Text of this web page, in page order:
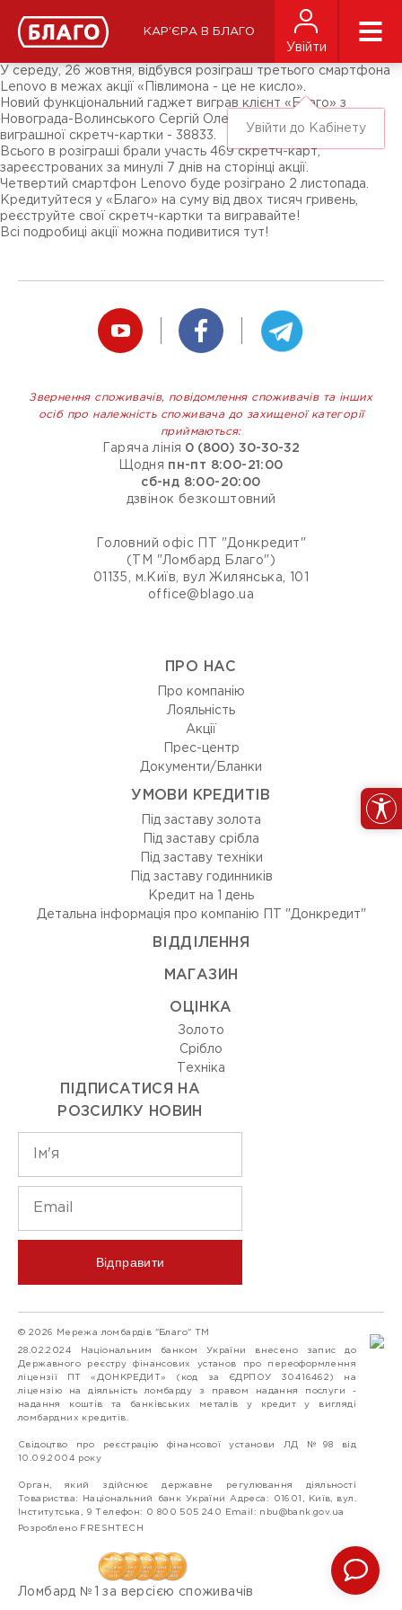
КАР'ЄРА В БЛАГО
Увійти
Увійти до Кабінету
СМИ о нас
Подписчикам соц-сетей
Ярмарки
У середу, 26 жовтня, відбувся розіграш третього смартфона
Lenovo в межах акції «Півлимона - це не кисло».
Новий функціональний гаджет виграв клієнт «Благо» з
Новограда-Волинського Сергій Олександрович. Номер
виграшної скретч-картки - 38833.
Всього в розіграші брали участь 469 скретч-карт,
зареєстрованих за минулі 7 днів на сторінці акції.
Четвертий смартфон Lenovo буде розіграно 2 листопада.
Кредитуйтеся у «Благо» на суму від двох тисяч гривень,
реєструйте свої скретч-картки та вигравайте!
Всі подробиці акції можна подивитися тут!
Звернення споживачів, повідомлення споживачів та інших
осіб про належність споживача до захищеної категорії
приймаються:
Гаряча лінія 0 (800) 30-30-32
Щодня пн-пт 8:00-21:00
сб-нд 8:00-20:00
дзвінок безкоштовний
Головний офіс ПТ "Донкредит"
(ТМ "Ломбард Благо")
01135, м.Київ, вул Жилянська, 101
office@blago.ua
ПРО НАС
Про компанію
Лояльність
Акції
Прес-центр
Документи/Бланки
УМОВИ КРЕДИТІВ
Під заставу золота
Під заставу срібла
Під заставу техніки
Під заставу годинників
Кредит на 1 день
Детальна інформація про компанію ПТ "Донкредит"
ВIДДIЛЕННЯ
МАГАЗИН
ОЦIНКА
Золото
Срiбло
Технiка
ПІДПИСАТИСЯ НА
РОЗСИЛКУ НОВИН
Відправити
© 2026 Мережа ломбардів "Благо" ТМ
28.02.2024 Національним банком України внесено запис до
Державного реєстру фінансових установ про переоформлення
ліцензії ПТ «ДОНКРЕДИТ» (код за ЄДРПОУ 30416462) на
ліцензію на діяльність ломбарду з правом надання послуги -
надання коштів та банківських металів у кредит у вигляді
ломбардних кредитів.
Свідоцтво про реєстрацію фінансової установи ЛД №98 від
10.09.2004 року
Орган, який здійснює державне регулювання діяльності
Товариства: Національний банк України Адреса: 01601, Київ, вул.
Інститутська, 9 Телефон: 0 800 505 240 Email: nbu@bank.gov.ua
Розроблено FRESHTECH
Ломбард №1 за версією споживачів